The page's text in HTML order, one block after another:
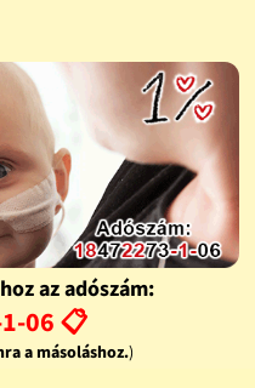
az adószám:
06 📋
a másoláshoz.)